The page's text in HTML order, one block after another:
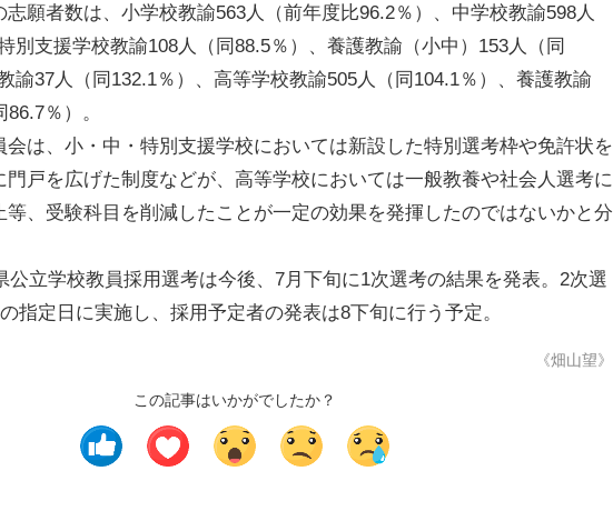
願者数は、小学校教諭563人（前年度比96.2％）、中学校教諭598人
別支援学校教諭108人（同88.5％）、養護教諭（小中）153人（同
諭37人（同132.1％）、高等学校教諭505人（同104.1％）、養護教諭
86.7％）。
は、小・中・特別支援学校においては新設した特別選考枠や免許状を
門戸を広げた制度などが、高等学校においては一般教養や社会人選考に
等、受験科目を削減したことが一定の効果を発揮したのではないかと分
立学校教員採用選考は今後、7月下旬に1次選考の結果を発表。2次選
指定日に実施し、採用予定者の発表は8下旬に行う予定。
《畑山望》
この記事はいかがでしたか？